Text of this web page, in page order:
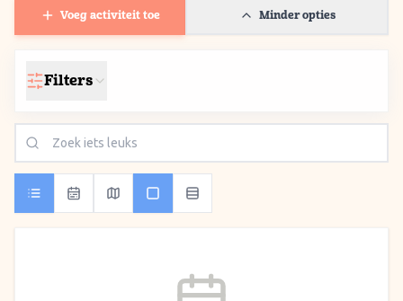
Voeg activiteit toe Minder opties
Filters